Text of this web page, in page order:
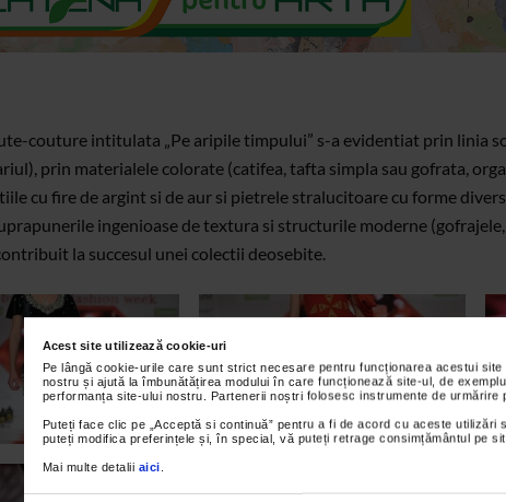
Acest site utilizează cookie-uri
Pe lângă cookie-urile care sunt strict necesare pentru funcționarea acestui
nostru și ajută la îmbunătățirea modului în care funcționează site-ul, de
performanța site-ului nostru. Partenerii noștri folosesc instrumente de
Puteți face clic pe „Acceptă si continuă” pentru a fi de acord cu aceste
puteți modifica preferințele și, în special, vă puteți retrage consimțământul pe
Mai multe detalii aici
couture intitulata „Pe aripile timpului” s-a evidentiat prin linia
prin materialele colorate (catifea, tafta simpla sau gofrata,
cu fire de argint si de aur si pietrele stralucitoare cu forme
ingenioase de textura si structurile moderne
la succesul unei colectii deosebite.